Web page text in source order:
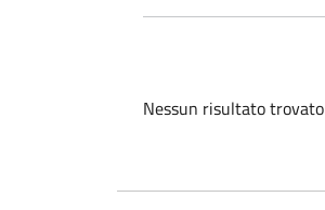
Nessun risultato trovato